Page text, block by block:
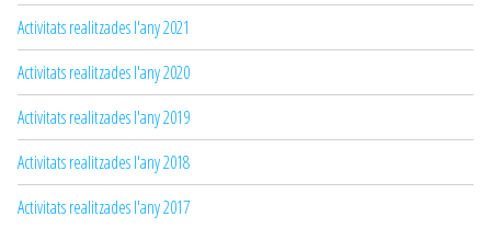
Activitats realitzades l'any 2021
Activitats realitzades l'any 2020
Activitats realitzades l'any 2019
Activitats realitzades l'any 2018
Activitats realitzades l'any 2017